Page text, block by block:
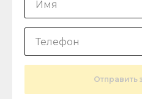
Отправить